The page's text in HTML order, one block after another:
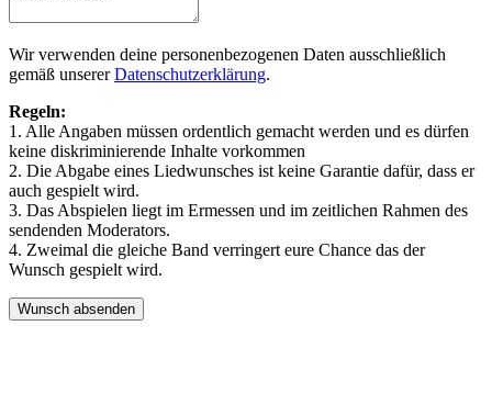
Wir verwenden deine personenbezogenen Daten ausschließlich
gemäß unsererDatenschutzerklärung.
Regeln:
1. Alle Angaben müssen ordentlich gemacht werden und es dürfen
keine diskriminierende Inhalte vorkommen
2. Die Abgabe eines Liedwunsches ist keine Garantie dafür, dass er
auch gespielt wird.
3. Das Abspielen liegt im Ermessen und im zeitlichen Rahmen des
sendenden Moderators.
4. Zweimal die gleiche Band verringert eure Chance das der
Wunsch gespielt wird.
Wunsch absenden